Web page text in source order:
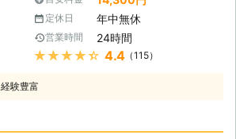
間迅速に駆けつけます】 株式会社
S&Sは、千葉県内であれば最短30分
でお客さまの元へ駆けつけることがで
きます。弊社はすぐにお客様の元へ駆
けつけられるように、工具などの準備
可能なのです。 お客様のもとへ最短
からなければ自宅にも帰れない、観光
もできないので八方塞がりです。 そ
んなときこそ、弊社「LＩMO」がお
客様の元へすぐに駆けつけてお助けし
電話をいただいたてから平均16分27
定休日 年中無休
営業時間 24時間
★★★★★ 4.4（115）
経験豊富